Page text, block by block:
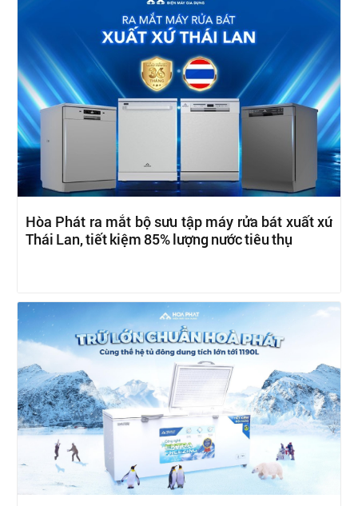
Hòa Phát ra mắt bộ sưu tập máy rửa bát xuất xứ
Thái Lan, tiết kiệm 85% lượng nước tiêu thụ